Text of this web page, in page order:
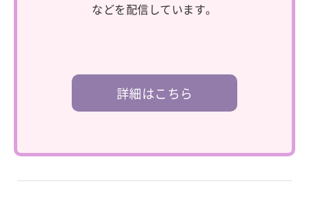
などを配信しています。
詳細はこちら